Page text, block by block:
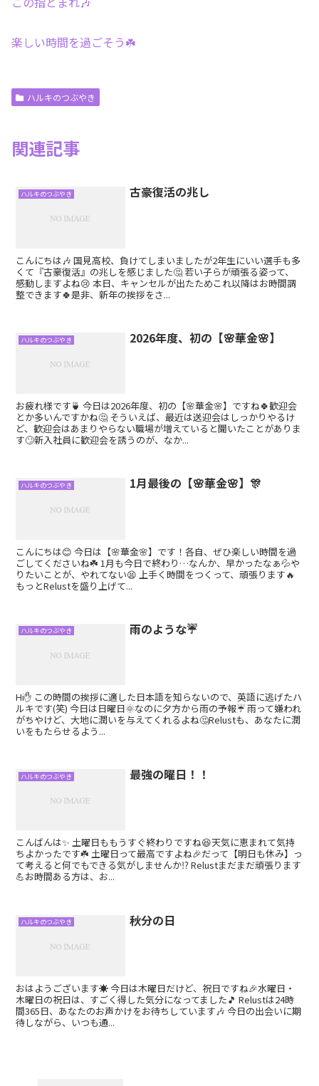
楽しい時間を過ごそう☘️
ハルキのつぶやき
関連記事
ハルキのつぶやき 古豪復活の兆し
こんにちは🎶 国見高校、負けてしまいましたが2年生にいい選手も多
くて『古豪復活』の兆しを感じました🤔 若い子らが頑張る姿って、
感動しますよね😢 本日、キャンセルが出たためこれ以降はお時間調
整できます🍀是非、新年の挨拶をさ...
ハルキのつぶやき 2026年度、初の【🌸華金🌸】
お疲れ様です🍵 今日は2026年度、初の【🌸華金🌸】ですね🍀歓迎会
とか多いんですかね🤔 そういえば、最近は送迎会はしっかりやるけ
ど、歓迎会はあまりやらない職場が増えていると聞いたことがありま
す🙄新入社員に歓迎会を誘うのが、なか...
ハルキのつぶやき 1月最後の【🌸華金🌸】🎊
こんにちは😊 今日は【🌸華金🌸】です！各自、ぜひ楽しい時間を過
ごしてくださいね☘️ 1月も今日で終わり…なんか、早かったなぁ💦や
りたいことが、やれてない😫 上手く時間をつくって、頑張ります🔥
もっとRelustを盛り上げて...
ハルキのつぶやき 雨のような☔
Hi✋ この時間の挨拶に適した日本語を知らないので、英語に逃げたハ
ルキです(笑) 今日は日曜日🌞なのに夕方から雨の予報☔ 雨って嫌われ
がちやけど、大地に潤いを与えてくれるよね🤔Relustも、あなたに潤
いをもたらせるよう...
ハルキのつぶやき 最強の曜日！！
こんばんは✨ 土曜日ももうすぐ終わりですね😆天気に恵まれて気持
ちよかったです☘️ 土曜日って最高ですよね🎉だって【明日も休み】っ
て考えると何でもできる気がしませんか⁉️ Relustまだまだ頑張ります
💪お時間ある方は、お...
ハルキのつぶやき 秋分の日
おはようございます☀️ 今日は木曜日だけど、祝日ですね🎉水曜日・
木曜日の祝日は、すごく得した気分になってました🎵 Relustは24時
間365日、あなたのお声かけをお待ちしています🎶 今日の出会いに期
待しながら、いつも通...